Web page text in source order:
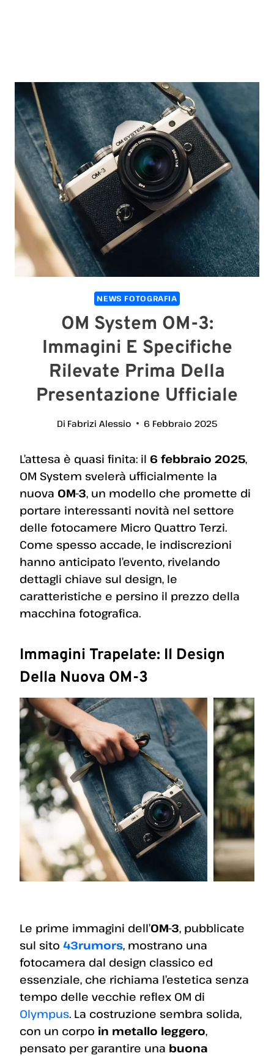
NEWS FOTOGRAFIA
OM System OM-3:
Immagini E Specifiche
Rilevate Prima Della
Presentazione Ufficiale
Di Fabrizi Alessio 6 Febbraio 2025
L’attesa è quasi finita: il 6 febbraio 2025,
OM System svelerà ufficialmente la
nuova OM-3, un modello che promette di
portare interessanti novità nel settore
delle fotocamere Micro Quattro Terzi.
Come spesso accade, le indiscrezioni
hanno anticipato l’evento, rivelando
dettagli chiave sul design, le
caratteristiche e persino il prezzo della
macchina fotografica.
Immagini Trapelate: Il Design
Della Nuova OM-3
Le prime immagini dell’OM-3, pubblicate
sul sito 43rumors, mostrano una
fotocamera dal design classico ed
essenziale, che richiama l’estetica senza
tempo delle vecchie reflex OM di
Olympus. La costruzione sembra solida,
con un corpo in metallo leggero,
pensato per garantire una buona